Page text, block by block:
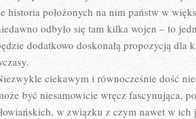
historia położonych na nim państw w
odbyło się tam kilka wojen – to
dodatkowo doskonałą propozycją
ciekawym i równocześnie dość
być niesamowicie wręcz fascynująca,
w związku z czym nawet w ich